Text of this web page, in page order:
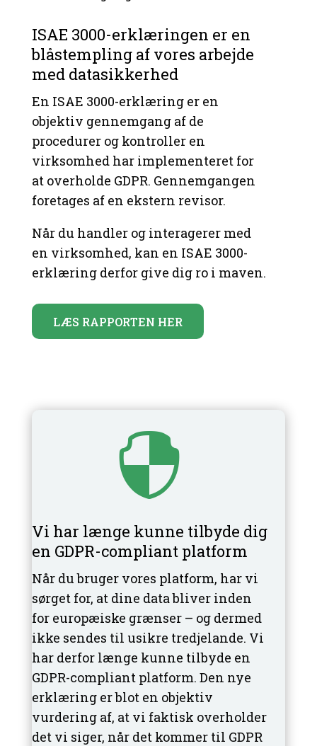
ISAE 3000-erklæringen er en
blåstempling af vores arbejde
med datasikkerhed
En ISAE 3000-erklæring er en
objektiv gennemgang af de
procedurer og kontroller en
virksomhed har implementeret for
at overholde GDPR. Gennemgangen
foretages af en ekstern revisor.
Når du handler og interagerer med
en virksomhed, kan en ISAE 3000-
erklæring derfor give dig ro i maven.
LÆS RAPPORTEN HER

Vi har længe kunne tilbyde dig
en GDPR-compliant platform
Når du bruger vores platform, har vi
sørget for, at dine data bliver inden
for europæiske grænser – og dermed
ikke sendes til usikre tredjelande. Vi
har derfor længe kunne tilbyde en
GDPR-compliant platform. Den nye
erklæring er blot en objektiv
vurdering af, at vi faktisk overholder
det vi siger, når det kommer til GDPR